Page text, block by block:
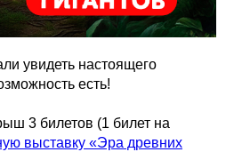
увидеть настоящего
есть!
3 билетов (1 билет на
выставку «Эра древних